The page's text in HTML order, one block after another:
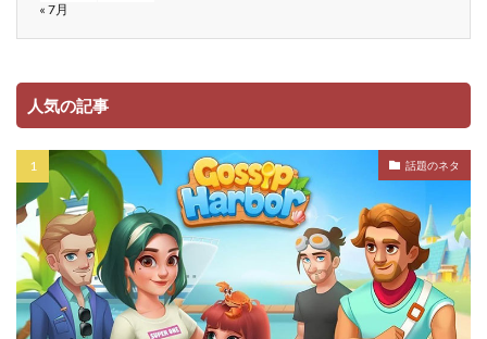
« 7月
人気の記事
話題のネタ